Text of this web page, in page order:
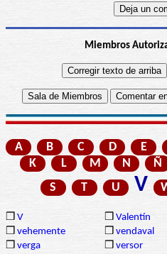
Miembros
A B C D E
K
L M N Ñ
S
T U V
❒ V ❒ Valentín
❒ vehemente ❒ vendaval
❒ verga ❒ versor